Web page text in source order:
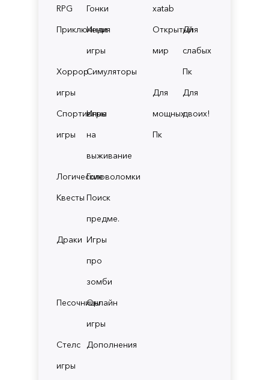
RPG
Гонки
Приключения
Инди
игры
Хоррор
игры
Симуляторы
Спортивные
игры
Игры
на
выживание
ЛогическиеГоловоломки
Квесты Поиск
предме.
Драки Игры
про
зомби
ПесочницыОнлайн
игры
Стелс
игры
Дополнения
xatab
Открытый
мир
Для
слабых
Пк
Для
мощных
Пк
Для
двоих!